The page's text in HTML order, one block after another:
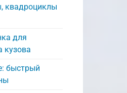
квадроциклы
для
кузова
быстрый